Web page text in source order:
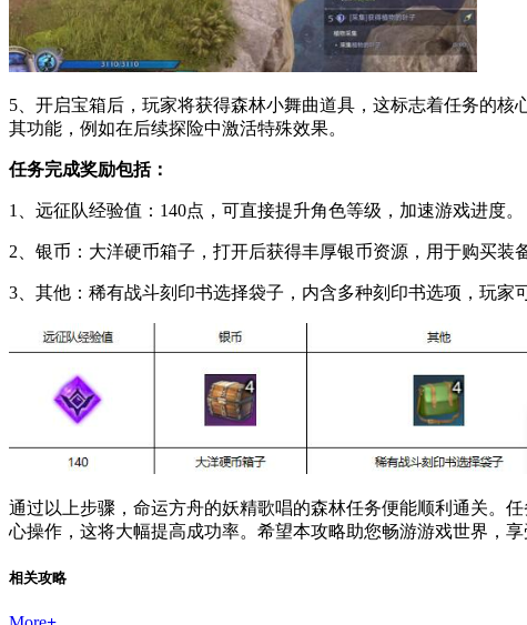
5、开启宝箱后，玩家将获得森林小舞曲道具，这标志着任务的
其功能，例如在后续探险中激活特殊效果。
任务完成奖励包括：
1、远征队经验值：140点，可直接提升角色等级，加速游戏进度。
2、银币：大洋硬币箱子，打开后获得丰厚银币资源，用于购买装
3、其他：稀有战斗刻印书选择袋子，内含多种刻印书选项，玩家
通过以上步骤，命运方舟的妖精歌唱的森林任务便能顺利通关。
心操作，这将大幅提高成功率。希望本攻略助您畅游游戏世界，享
相关攻略